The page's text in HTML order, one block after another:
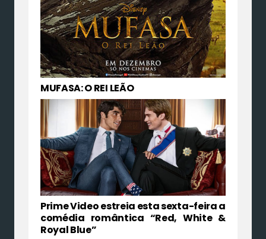
MUFASA: O REI LEÃO
Prime Video estreia esta sexta-feira a
comédia romântica “Red, White &
Royal Blue”